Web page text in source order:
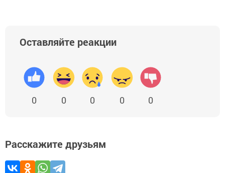
Оставляйте реакции
0 0 0 0 0
Расскажите друзьям